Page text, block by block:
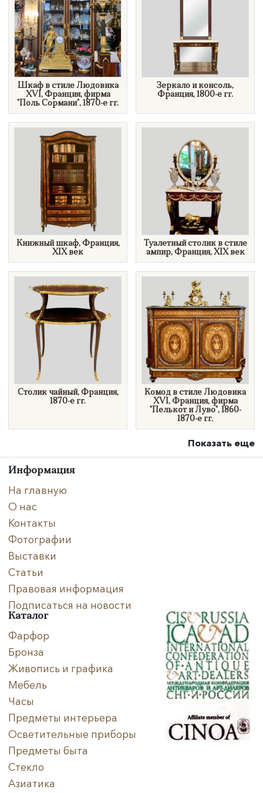
Шкаф в стиле Людовика
XVI, Франция, фирма
"Поль Сормани", 1870-е гг.
Зеркало и консоль,
Франция, 1800-е гг.
Книжный шкаф, Франция,
XIX век
Туалетный столик в стиле
ампир, Франция, XIX век
Столик чайный, Франция,
1870-е гг.
​Комод в стиле Людовика
XVI, Франция, фирма
"Пелькот и Луво", 1860-
1870-е гг.
Показать еще
Информация
На главную
О нас
Контакты
Фотографии
Выставки
Статьи
Правовая информация
Подписаться на новости
Каталог
Фарфор
Бронза
Живопись и графика
Мебель
Часы
Предметы интерьера
Осветительные приборы
Предметы быта
Стекло
Азиатика